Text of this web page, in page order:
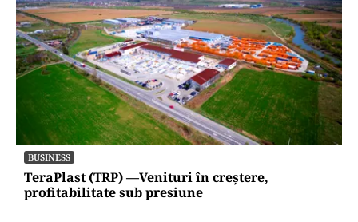
BUSINESS
TeraPlast (TRP) —Venituri în creștere,
profitabilitate sub presiune